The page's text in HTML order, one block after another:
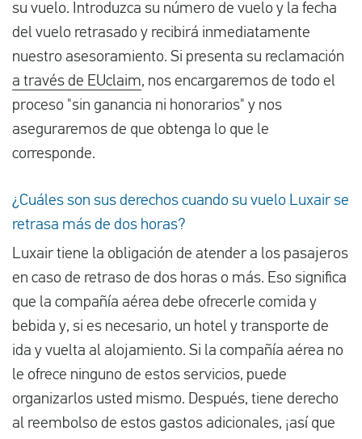
su vuelo. Introduzca su número de vuelo y la fecha
del vuelo retrasado y recibirá inmediatamente
nuestro asesoramiento. Si presenta su reclamación
a través de EUclaim, nos encargaremos de todo el
proceso "sin ganancia ni honorarios" y nos
aseguraremos de que obtenga lo que le
corresponde.
¿Cuáles son sus derechos cuando su vuelo Luxair se
retrasa más de dos horas?
Luxair tiene la obligación de atender a los pasajeros
en caso de retraso de dos horas o más. Eso significa
que la compañía aérea debe ofrecerle comida y
bebida y, si es necesario, un hotel y transporte de
ida y vuelta al alojamiento. Si la compañía aérea no
le ofrece ninguno de estos servicios, puede
organizarlos usted mismo. Después, tiene derecho
al reembolso de estos gastos adicionales, ¡así que